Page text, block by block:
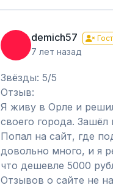
demich57
7 лет назад
Звёзды: 5/5
Отзыв:
Я живу в Орле и
своего города.
Попал на сайт, где
довольно много, и я
что дешевле 5000
Отзывов о сайте не